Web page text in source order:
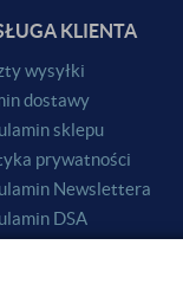
KLIENTA
wysyłki
dostawy
sklepu
prywatności
Newslettera
DSA